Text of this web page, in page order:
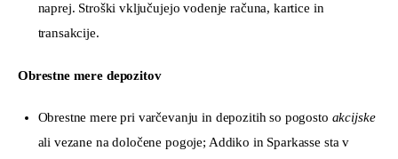
naprej. Stroški vključujejo vodenje računa, kartice in
transakcije.
Obrestne mere depozitov
Obrestne mere pri varčevanju in depozitih so pogosto akcijske
ali vezane na določene pogoje; Addiko in Sparkasse sta v